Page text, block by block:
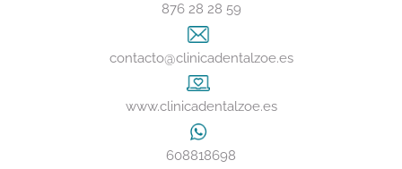
876 28 28 59
contacto@clinicadentalzoe.es
www.clinicadentalzoe.es
608818698